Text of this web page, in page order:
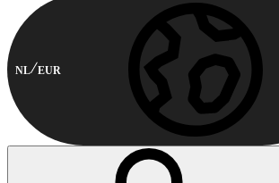
NL EUR